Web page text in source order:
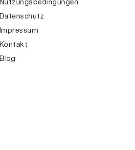
Nutzungsbedingungen
Datenschutz
Impressum
Kontakt
Blog